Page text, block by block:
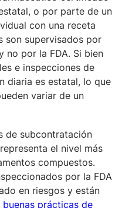
o por parte de un
con una receta
son supervisados por
no por la FDA. Si bien
e inspecciones de
diaria es estatal, lo que
variar de un
de subcontratación
el nivel más
compuestos.
por la FDA
en riesgos y están
buenas prácticas de